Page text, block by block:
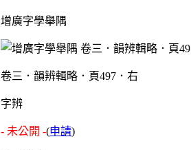
增廣字學舉隅
卷三．韻辨輯略．頁497．右
字辨
- 未公開 -(申請)